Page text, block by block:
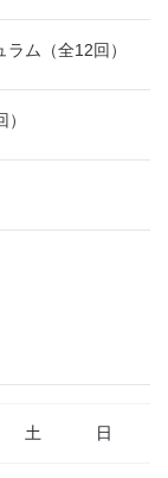
ム（全12回）
土 日